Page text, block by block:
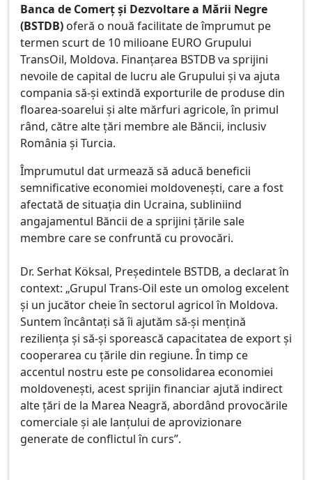
Banca de Comerț și Dezvoltare a Mării Negre
(BSTDB) oferă o nouă facilitate de împrumut pe
termen scurt de 10 milioane EURO Grupului
TransOil, Moldova. Finanțarea BSTDB va sprijini
nevoile de capital de lucru ale Grupului și va ajuta
compania să-și extindă exporturile de produse din
floarea-soarelui și alte mărfuri agricole, în primul
rând, către alte țări membre ale Băncii, inclusiv
România și Turcia.
Împrumutul dat urmează să aducă beneficii
semnificative economiei moldovenești, care a fost
afectată de situația din Ucraina, subliniind
angajamentul Băncii de a sprijini țările sale
membre care se confruntă cu provocări.
Dr. Serhat Köksal, Președintele BSTDB, a declarat în
context: „Grupul Trans-Oil este un omolog excelent
și un jucător cheie în sectorul agricol în Moldova.
Suntem încântați să îi ajutăm să-și mențină
reziliența și să-și sporească capacitatea de export și
cooperarea cu țările din regiune. În timp ce
accentul nostru este pe consolidarea economiei
moldovenești, acest sprijin financiar ajută indirect
alte țări de la Marea Neagră, abordând provocările
comerciale și ale lanțului de aprovizionare
generate de conflictul în curs”.